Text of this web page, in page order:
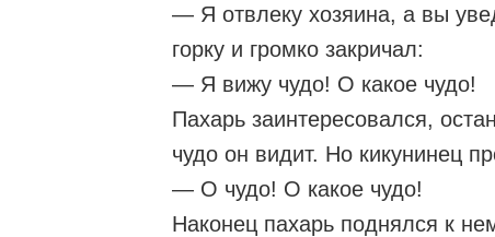
— Я отвлеку хозяина, а вы
горку и громко закричал:
— Я вижу чудо! О какое чудо!
Пахарь заинтересовался,
чудо он видит. Но кикунинец
— О чудо! О какое чудо!
Наконец пахарь поднялся к